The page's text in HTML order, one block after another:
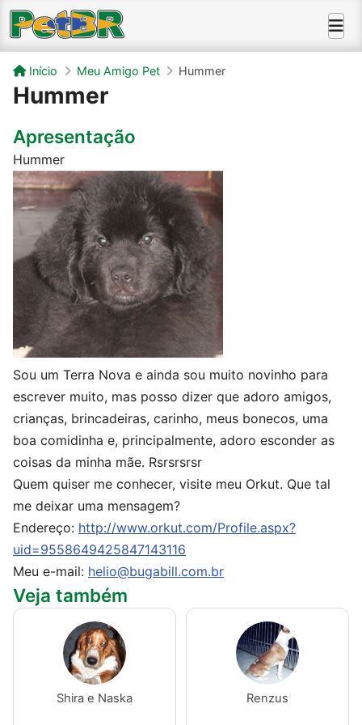
Início Meu Amigo Pet Hummer
Hummer
Apresentação
Hummer
Sou um Terra Nova e ainda sou muito novinho para
escrever muito, mas posso dizer que adoro amigos,
crianças, brincadeiras, carinho, meus bonecos, uma
boa comidinha e, principalmente, adoro esconder as
coisas da minha mãe. Rsrsrsrsr
Quem quiser me conhecer, visite meu Orkut. Que tal
me deixar uma mensagem?
Endereço: http://www.orkut.com/Profile.aspx?
uid=9558649425847143116
Meu e-mail: helio@bugabill.com.br
Veja também
Shira e Naska Renzus